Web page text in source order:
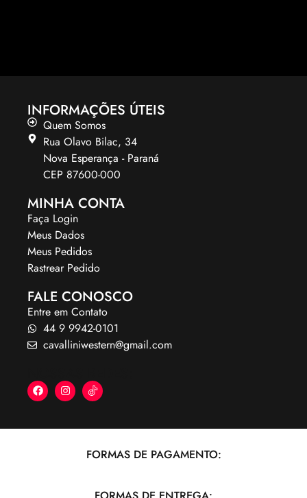
INFORMAÇÕES ÚTEIS
Quem Somos
Rua Olavo Bilac, 34
Nova Esperança - Paraná
CEP 87600-000
MINHA CONTA
Faça Login
Meus Dados
Meus Pedidos
Rastrear Pedido
FALE CONOSCO
Entre em Contato
44 9 9942-0101
cavalliniwestern@gmail.com
FORMAS DE PAGAMENTO: